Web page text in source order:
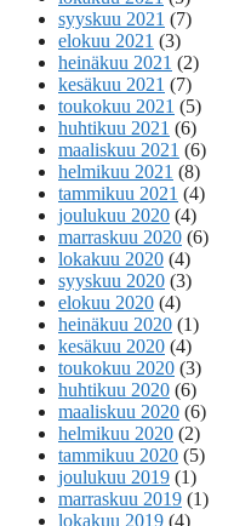
syyskuu 2021 (7)
elokuu 2021 (3)
heinäkuu 2021 (2)
kesäkuu 2021 (7)
toukokuu 2021 (5)
huhtikuu 2021 (6)
maaliskuu 2021 (6)
helmikuu 2021 (8)
tammikuu 2021 (4)
joulukuu 2020 (4)
marraskuu 2020 (6)
lokakuu 2020 (4)
syyskuu 2020 (3)
elokuu 2020 (4)
heinäkuu 2020 (1)
kesäkuu 2020 (4)
toukokuu 2020 (3)
huhtikuu 2020 (6)
maaliskuu 2020 (6)
helmikuu 2020 (2)
tammikuu 2020 (5)
joulukuu 2019 (1)
marraskuu 2019 (1)
lokakuu 2019 (4)